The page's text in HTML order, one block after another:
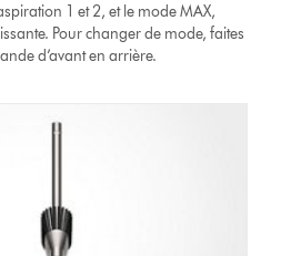
1 et 2, et le mode MAX,
Pour changer de mode, faites
d’avant en arrière.